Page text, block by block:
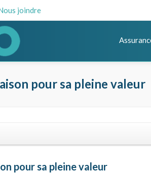
joindre
pour sa pleine valeur
pour sa pleine valeur